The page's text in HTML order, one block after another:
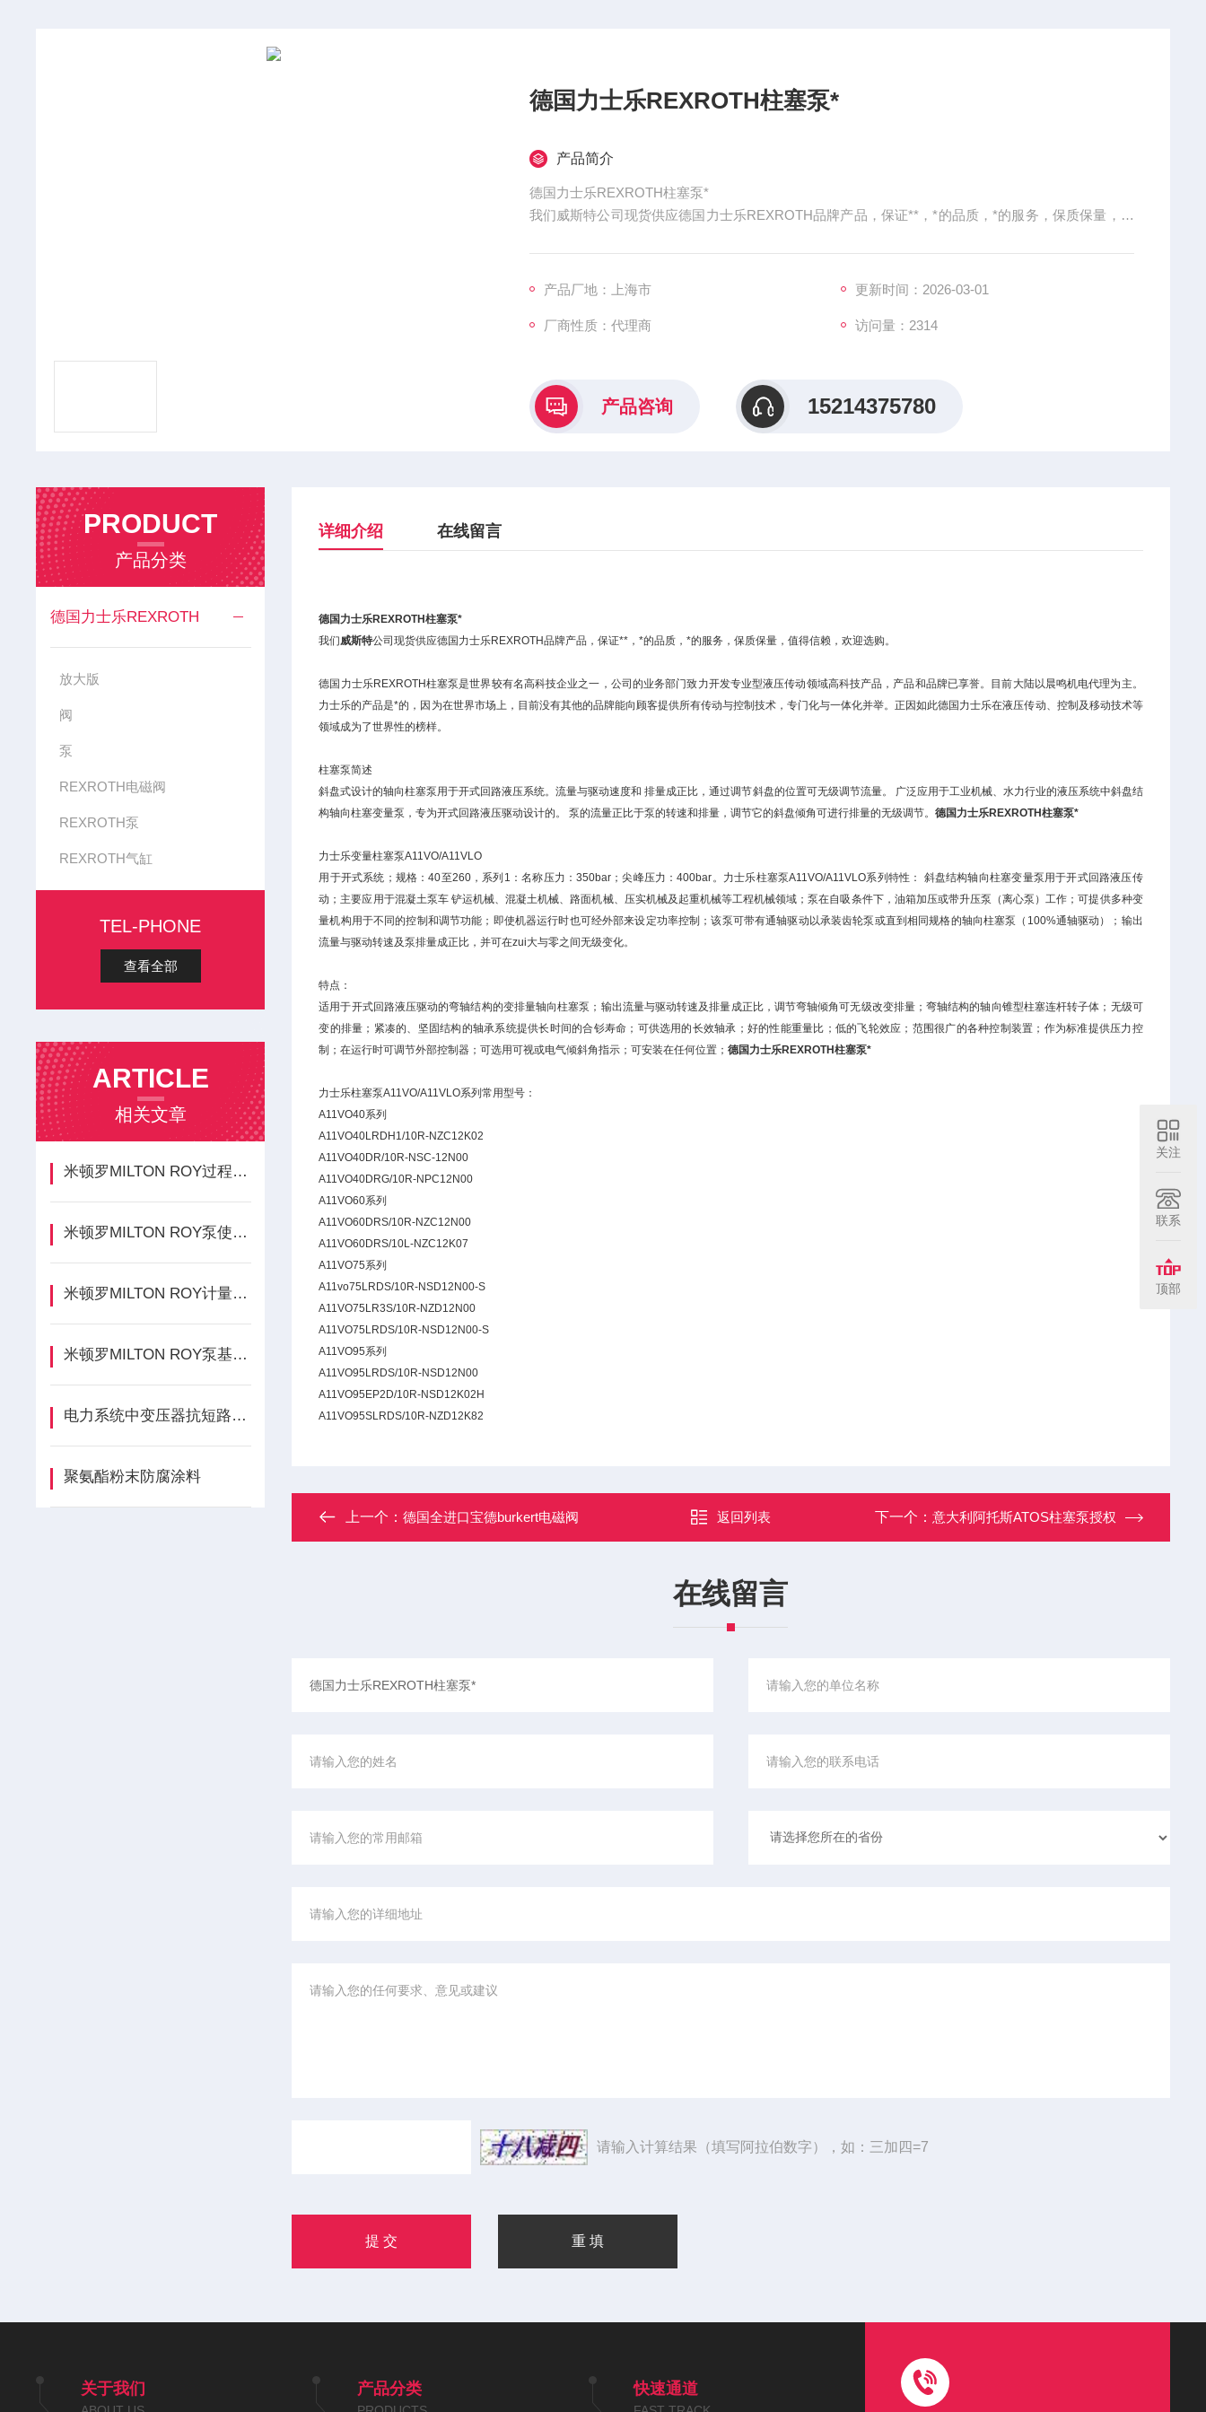
德国力士乐REXROTH柱塞泵*
产品简介
德国力士乐REXROTH柱塞泵*
我们威斯特公司现货供应德国力士乐REXROTH品牌产品，保证**，*的品质，*的服务，保质保量，值
量；紧凑的、坚固结构的轴承系统提供长时间的合钐寿命；可供选用的长效
产品厂地：上海市 更新时间：2026-03-01
厂商性质：代理商 访问量：2314
产品咨询 15214375780
PRODUCT
产品分类
德国力士乐REXROTH
放大版
阀
泵
REXROTH电磁阀
REXROTH泵
REXROTH气缸
TEL-PHONE
查看全部
ARTICLE
相关文章
米顿罗MILTON ROY过程泵工作原理
米顿罗MILTON ROY泵使用材料
米顿罗MILTON ROY计量泵性能参数
米顿罗MILTON ROY泵基础知识
电力系统中变压器抗短路能力提高的措施浅析
聚氨酯粉末防腐涂料
详细介绍 在线留言
德国力士乐REXROTH柱塞泵*
我们威斯特公司现货供应德国力士乐REXROTH品牌产品，保证**，*的品质，*的服务，保质保量，值得信赖，欢迎选购。
德国力士乐REXROTH柱塞泵是世界较有名高科技企业之一，公司的业务部门致力开发专业型液压传动领域高科技产品，产品和品牌已享誉。目前大陆以晨鸣机电代理为主。
力士乐的产品是*的，因为在世界市场上，目前没有其他的品牌能向顾客提供所有传动与控制技术，专门化与一体化并举。正因如此德国力士乐在液压传动、控制及移动技术等
领域成为了世界性的榜样。
柱塞泵简述
斜盘式设计的轴向柱塞泵用于开式回路液压系统。流量与驱动速度和 排量成正比，通过调节斜盘的位置可无级调节流量。 广泛应用于工业机械、水力行业的液压系统中斜盘结
构轴向柱塞变量泵，专为开式回路液压驱动设计的。 泵的流量正比于泵的转速和排量，调节它的斜盘倾角可进行排量的无级调节。德国 力士乐REXROTH柱塞泵*
力士乐变量柱塞泵A11VO/A11VLO
用于开式系统；规格：40至260，系列1：名称压力：350bar；尖峰压力：400bar。力士乐柱塞泵A11VO/A11VLO系列特性： 斜盘结构轴向柱塞变量泵用于开式回路液压传
动；主要应用于混凝土泵车 铲运机械、混凝土机械、路面机械、压实机械及起重机械等工程机械领域；泵在自吸条件下，油箱加压或带升压泵（离心泵）工作；可提供多种变
量机构用于不同的控制和调节功能；即使机器运行时也可经外部来设定功率控制；该泵可带有通轴驱动以承装齿轮泵或直到相同规格的轴向柱塞泵（100%通轴驱动）；输出
流量与驱动转速及泵排量成正比，并可在zui大与零之间无级变化。
特点：
适用于开式回路液压驱动的弯轴结构的变排量轴向柱塞泵；输出流量与驱动转速及排量成正比，调节弯轴倾角可无级改变排量；弯轴结构的轴向锥型柱塞连杆转子体；无级可
变的排量；紧凑的、坚固结构的轴承系统提供长时间的合钐寿命；可供选用的长效轴承；好的性能重量比；低的飞轮效应；范围很广的各种控制装置；作为标准提供压力控
制；在运行时可调节外部控制器；可选用可视或电气倾斜角指示；可安装在任何位置；德国力士乐REXROTH柱塞泵*
力士乐柱塞泵A11VO/A11VLO系列常用型号：
A11VO40系列
A11VO40LRDH1/10R-NZC12K02
A11VO40DR/10R-NSC-12N00
A11VO40DRG/10R-NPC12N00
A11VO60系列
A11VO60DRS/10R-NZC12N00
A11VO60DRS/10L-NZC12K07
A11VO75系列
A11vo75LRDS/10R-NSD12N00-S
A11VO75LR3S/10R-NZD12N00
A11VO75LRDS/10R-NSD12N00-S
A11VO95系列
A11VO95LRDS/10R-NSD12N00
A11VO95EP2D/10R-NSD12K02H
A11VO95SLRDS/10R-NZD12K82
上一个：德国全进口宝德burkert电磁阀 返回列表 下一个： 意大利阿托斯ATOS柱塞泵授权
在线留言
请输入计算结果（填写阿拉伯数字），如：三加四=7
关于我们 产品分类 快速通道
关注
联系
顶部